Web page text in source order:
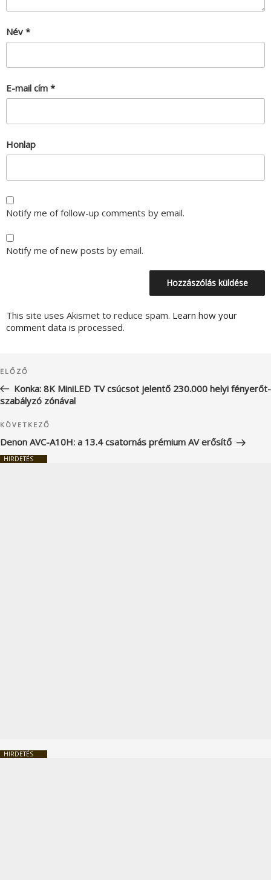
Név *
E-mail cím *
Honlap
Notify me of follow-up comments by email.
Notify me of new posts by email.
This site uses Akismet to reduce spam. Learn how your
comment data is processed.
navigáció
Korábbi
bejegyzés
ELŐZŐ
Konka: 8K MiniLED TV csúcsot jelentő 230.000 helyi fényerőt-
szabályzó zónával
Következő
bejegyzés
KÖVETKEZŐ
Denon AVC-A10H: a 13.4 csatornás prémium AV erősítő
HIRDETÉS
HIRDETÉS